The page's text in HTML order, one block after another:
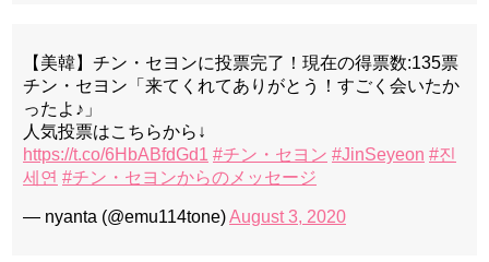
【美韓】チン・セヨンに投票完了！現在の得票数:135票
チン・セヨン「来てくれてありがとう！すごく会いたか
ったよ♪」
人気投票はこちらから↓
https://t.co/6HbABfdGd1 #チン・セヨン #JinSeyeon #진
세연 #チン・セヨンからのメッセージ
— nyanta (@emu114tone)August 3, 2020